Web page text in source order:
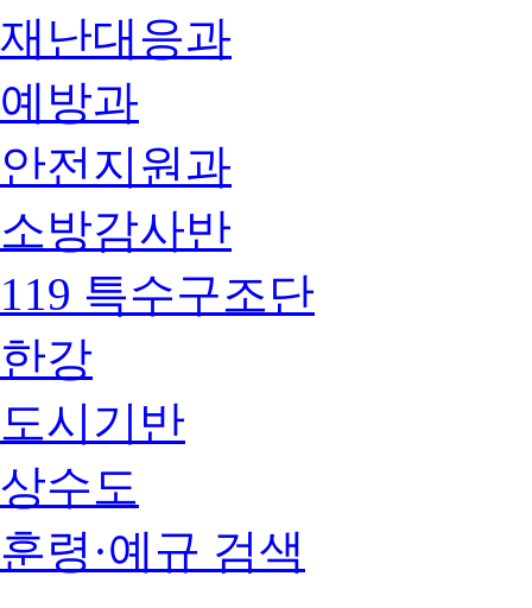
재난대응과
예방과
안전지원과
소방감사반
119 특수구조단
한강
도시기반
상수도
훈령·예규 검색